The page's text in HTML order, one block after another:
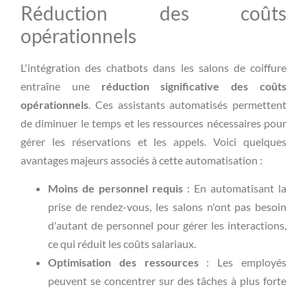
Réduction des coûts
opérationnels
L'intégration des chatbots dans les salons de coiffure
entraîne une réduction significative des coûts
opérationnels. Ces assistants automatisés permettent
de diminuer le temps et les ressources nécessaires pour
gérer les réservations et les appels. Voici quelques
avantages majeurs associés à cette automatisation :
Moins de personnel requis : En automatisant la
prise de rendez-vous, les salons n'ont pas besoin
d'autant de personnel pour gérer les interactions,
ce qui réduit les coûts salariaux.
Optimisation des ressources: Les employés
peuvent se concentrer sur des tâches à plus forte